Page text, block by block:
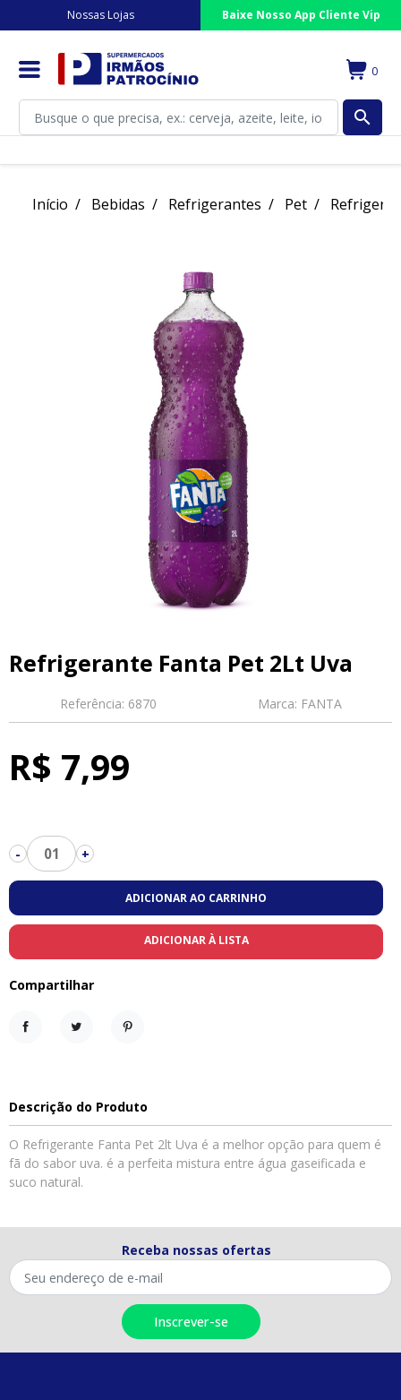
Nossas Lojas Baixe Nosso App Cliente Vip
0
search
Início Bebidas Refrigerantes Pet
Refrigerante Fanta Pet 2Lt Uva
Referência: 6870 Marca: FANTA
R$ 7,99
- 01 +
ADICIONAR AO CARRINHO
ADICIONAR À LISTA
Compartilhar
Descrição do Produto
O Refrigerante Fanta Pet 2lt Uva é a melhor opção para quem é
fã do sabor uva. é a perfeita mistura entre água gaseificada e
suco natural.
Receba nossas ofertas